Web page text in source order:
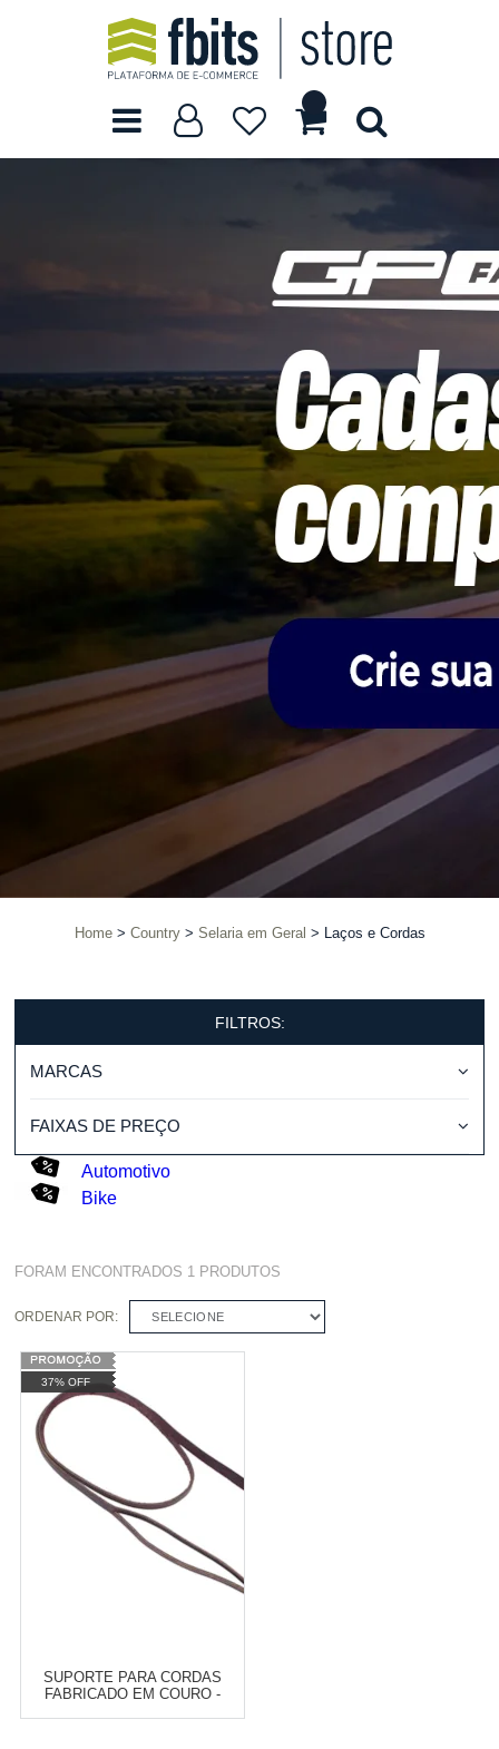
Home Country Selaria em Geral Laços e Cordas
FILTROS:
MARCAS
FAIXAS DE PREÇO
Automotivo
Bike
FORAM ENCONTRADOS 1 PRODUTOS
ORDENAR POR: SELECIONE
37% OFF
SUPORTE PARA CORDAS
FABRICADO EM COURO -